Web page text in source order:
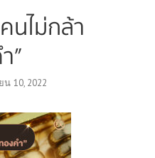
นไม่กล้า
”
10, 2022